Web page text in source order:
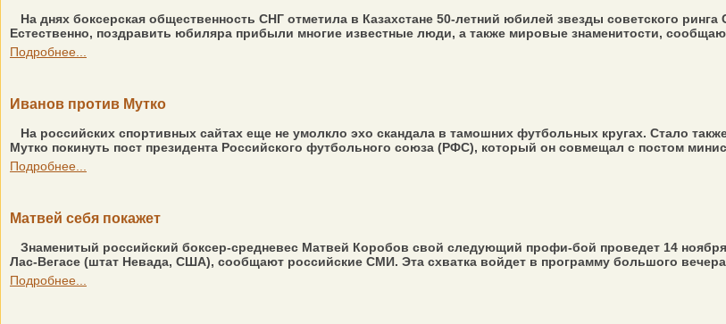
На днях боксерская общественность СНГ отметила в Казахстане 50-летний юбилей звезды советского
Естественно, поздравить юбиляра прибыли многие известные люди, а также мировые знаменитости,
Подробнее...
Иванов против Мутко
На российских спортивных сайтах еще не умолкло эхо скандала в тамошних футбольных кругах. Стало
Мутко покинуть пост президента Российского футбольного союза (РФС), который он совмещал с постом
Подробнее...
Матвей себя покажет
Знаменитый российский боксер-средневес Матвей Коробов свой следующий профи-бой проведет 14
Лас-Вегасе (штат Невада, США), сообщают российские СМИ. Эта схватка войдет в программу большого
Подробнее...